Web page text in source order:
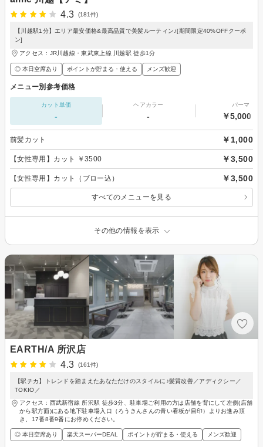
4.3
(181件)
【川越駅1分】エリア最安価格&最高品質で美髪ルーティン♪[期間限定40%OFFクーポ
ン]
アクセス：JR川越線・東武東上線 川越駅 徒歩1分
◎ 本日空席あり ポイントが貯まる・使える メンズ歓迎
メニュー別参考価格
カット単価
-
ヘアカラー
-
パーマ
￥5,000～
前髪カット ￥1,000
【女性専用】カット ￥3500 ￥3,500
【女性専用】カット（ブロー込） ￥3,500
すべてのメニューを見る
その他の情報を表示
EARTH/A 所沢店
4.3
(161件)
【駅チカ】トレンドを踏まえたあなただけのスタイルに♪髪質改善／アディクシー／
TOKIO／
アクセス：西武新宿線 所沢駅 徒歩3分、駐車場ご利用の方は店舗を背にして左側(店舗
から駅方面)にある地下駐車場入口（ろうきんさんの青い看板が目印）よりお進み頂
き、17番8番9番にお停めください。
◎ 本日空席あり 楽天スーパーDEAL ポイントが貯まる・使える メンズ歓迎